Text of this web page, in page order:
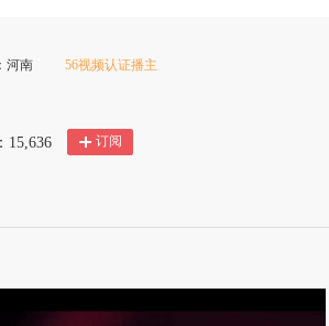
河南 56视频认证播主
15,636 订阅